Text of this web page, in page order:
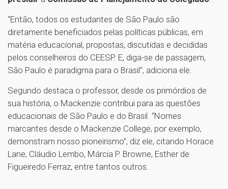
“Então, todos os estudantes de São Paulo são
diretamente beneficiados pelas políticas públicas, em
matéria educacional, propostas, discutidas e decididas
pelos conselheiros do CEESP. E, diga-se de passagem,
São Paulo é paradigma para o Brasil”, adiciona ele.
Segundo destaca o professor, desde os primórdios de
sua história, o Mackenzie contribui para as questões
educacionais de São Paulo e do Brasil. “Nomes
marcantes desde o Mackenzie College, por exemplo,
demonstram nosso pioneirismo”, diz ele, citando Horace
Lane, Cláudio Lembo, Márcia P. Browne, Esther de
Figueiredo Ferraz, entre tantos outros.